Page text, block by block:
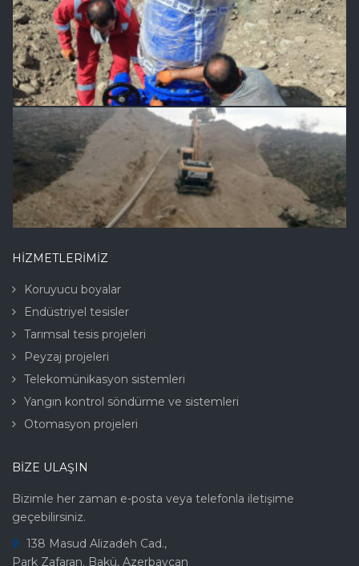
HİZMETLERİMİZ
Koruyucu boyalar
Endüstriyel tesisler
Tarımsal tesis projeleri
Peyzaj projeleri
Telekomünikasyon sistemleri
Yangın kontrol söndürme ve sistemleri
Otomasyon projeleri
BIZE ULAŞIN
Bizimle her zaman e-posta veya telefonla iletişime
geçebilirsiniz.
138 Masud Alizadeh Cad.,
Park Zafaran. Bakü, Azerbaycan